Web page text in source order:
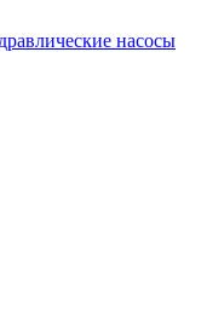
насосы